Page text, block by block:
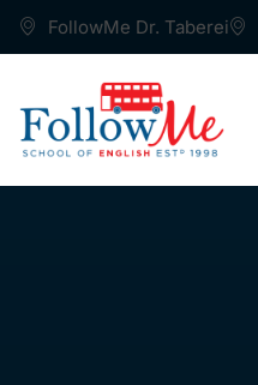
FollowMe Dr. Taberei